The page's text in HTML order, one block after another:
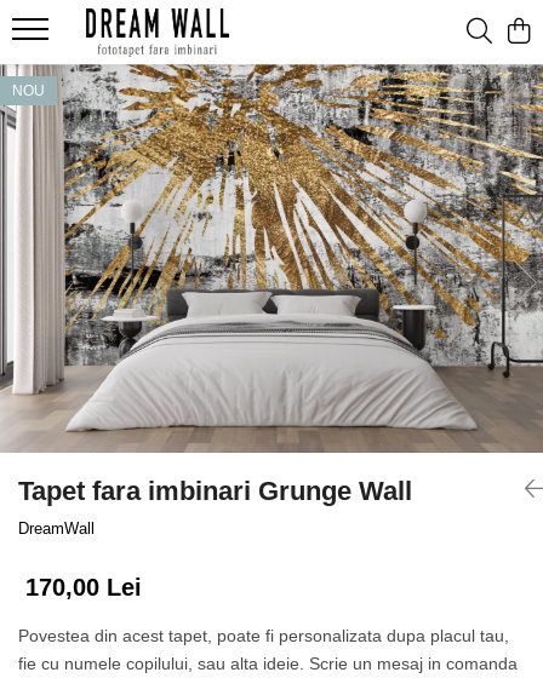
Fototapet fara imbinari
ExclusivArt
Abstract
Arhitectura
Fluid Art
Forme Geometrice
Fototapet 3D
Frescă
Frunze
Natura
Pentru copii
Watercolor
NOU
Tapet fara imbinari Grunge Wall
DreamWall
170,00 Lei
Povestea din acest tapet, poate fi personalizata dupa placul tau,
fie cu numele copilului, sau alta ideie. Scrie un mesaj in comanda